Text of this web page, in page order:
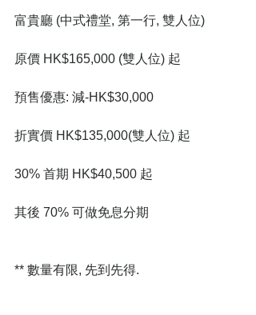
富貴廳 (中式禮堂, 第一行, 雙人位)
原價 HK$165,000 (雙人位) 起
預售優惠: 減-HK$30,000
折實價 HK$135,000(雙人位) 起
30% 首期 HK$40,500 起
其後 70% 可做免息分期
** 數量有限, 先到先得.